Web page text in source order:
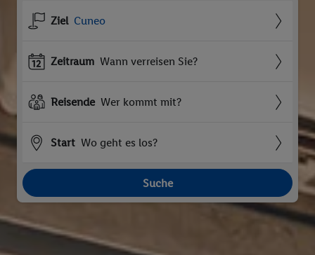
Ziel Cuneo
Zeitraum Wann verreisen Sie?
Reisende Wer kommt mit?
Start Wo geht es los?
Suche